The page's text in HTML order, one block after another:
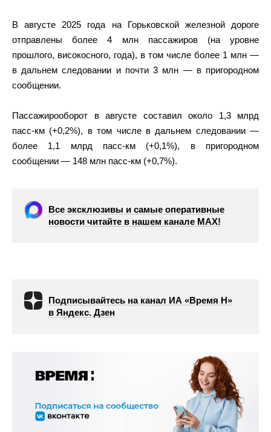
В августе 2025 года на Горьковской железной дороге
отправлены более 4 млн пассажиров (на уровне
прошлого, високосного, года), в том числе более 1 млн —
в дальнем следовании и почти 3 млн — в пригородном
сообщении.
Пассажирооборот в августе составил около 1,3 млрд
пасс-км (+0,2%), в том числе в дальнем следовании —
более 1,1 млрд пасс-км (+0,1%), в пригородном
сообщении — 148 млн пасс-км (+0,7%).
Все эксклюзивы и самые оперативные
новости читайте в нашем канале МАХ!
Подписывайтесь на канал ИА «Время Н»
в Яндекс. Дзен